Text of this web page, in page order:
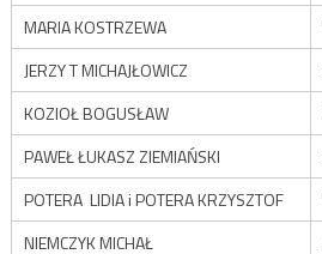
MARIA KOSTRZEWA
JERZY T MICHAJŁOWICZ
KOZIOŁ BOGUSŁAW
PAWEŁ ŁUKASZ ZIEMIAŃSKI
POTERA LIDIA i POTERA KRZYSZTOF
NIEMCZYK MICHAŁ